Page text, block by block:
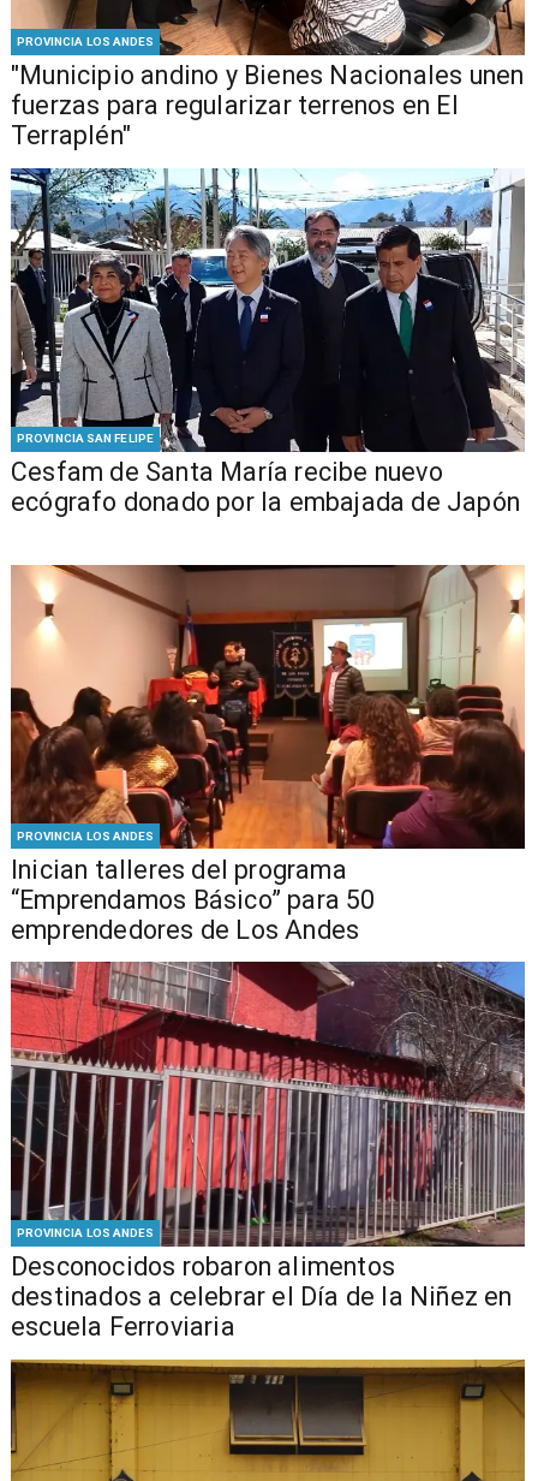
PROVINCIA LOS ANDES
"Municipio andino y Bienes Nacionales unen
fuerzas para regularizar terrenos en El
Terraplén"
PROVINCIA SAN FELIPE
Cesfam de Santa María recibe nuevo
ecógrafo donado por la embajada de Japón
PROVINCIA LOS ANDES
Inician talleres del programa
“Emprendamos Básico” para 50
emprendedores de Los Andes
PROVINCIA LOS ANDES
Desconocidos robaron alimentos
destinados a celebrar el Día de la Niñez en
escuela Ferroviaria